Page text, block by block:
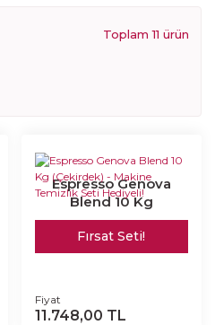
Toplam 11 ürün
Espresso Genova
Blend 10 Kg
(Çekirdek) - Makine
Temizlik Seti Hediyeli!
Fırsat Seti!
Fiyat
11.748,00 TL